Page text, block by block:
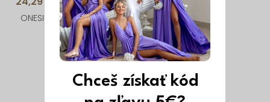
ONESIZE
MYRLYN
ONESIZE
Chceš získať kód